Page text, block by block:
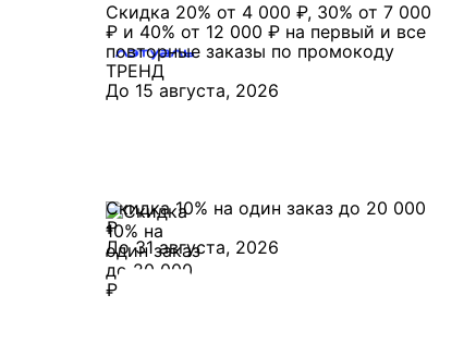
Скидка 20% от 4 000 ₽, 30% от 7 000
₽ и 40% от 12 000 ₽ на первый и все
повторные заказы по промокоду
ТРЕНД
До 15 августа, 2026
Скидка 10% на один заказ до 20 000
₽
До 31 августа, 2026